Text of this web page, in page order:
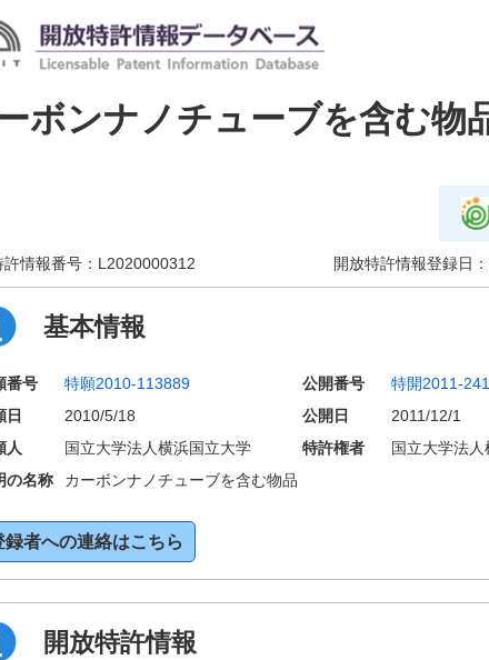
ボンナノチューブを含む物
許情報番号： L2020000312 開放特許情報登録日：
基本情報
番号 特願2010-113889 公開番号 特開2011-
日
2010/5/18 公開日
2011/12/1
人
国立大学法人横浜国立大学 特許権者 国立大学法
の名称
カーボンナノチューブを含む物品
録者への連絡はこちら
開放特許情報